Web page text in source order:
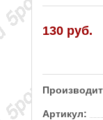
130 руб.
Артикул: